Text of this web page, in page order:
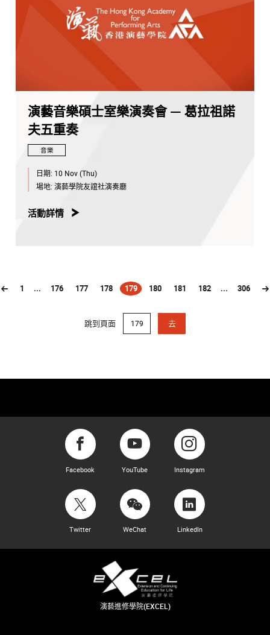
演藝音樂碩士室樂演奏會 — 葛拉祖諾
夫五重奏
音樂
日期: 10 Nov (Thu)
場地: 演藝學院友誼社演奏廳
活動詳情
1 ... 176 177 178 179
(current)180 181 182 ... 306
跳到頁面 去
Facebook YouTube Instagram
Twitter WeChat LinkedIn
演藝進修學院(EXCEL)